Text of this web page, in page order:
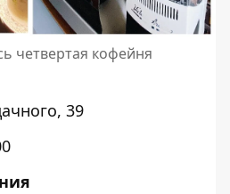
четвертая кофейня
39